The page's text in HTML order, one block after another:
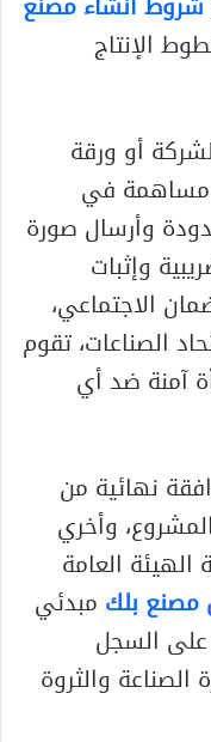
الإنتاج
أو ورقة
مساهمة في
وأرسال صورة
وإثبات
الاجتماعي،
الصناعات، تقوم
آمنة ضد أي
نهائية من
وأخري
العامة
مصنع بلك مبدئي
السجل
والثروة